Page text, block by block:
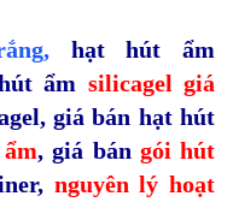
,
hạt hút ẩm
ẩm silicagel giá
,giá bán hạt hút
,giá bán gói hút
nguyên lý hoạt